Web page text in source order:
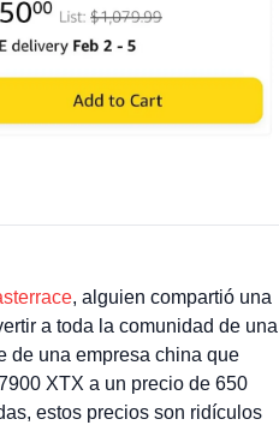
, alguien compartió una
a toda la comunidad de una
de una empresa china que
XTX a un precio de 650
estos precios son ridículos